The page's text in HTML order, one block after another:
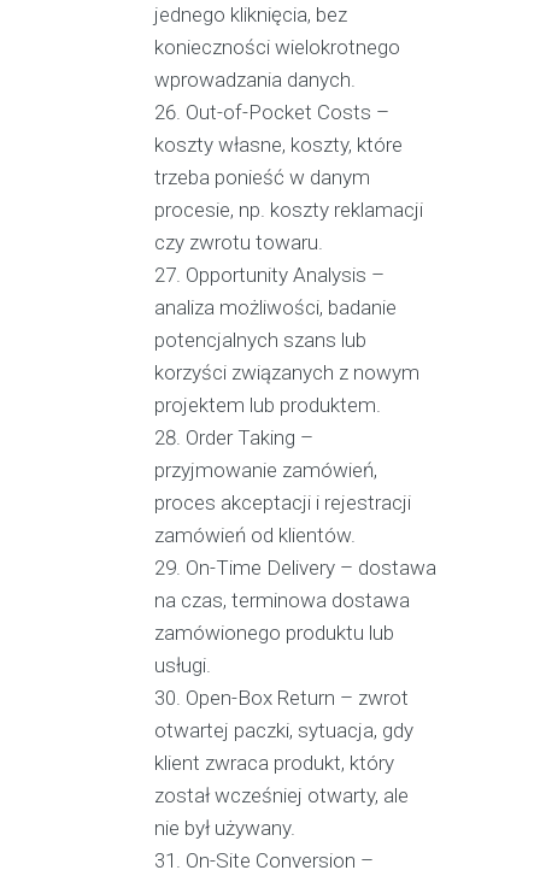
jednego kliknięcia, bez
konieczności wielokrotnego
wprowadzania danych.
Out-of-Pocket Costs –
koszty własne, koszty, które
trzeba ponieść w danym
procesie, np. koszty reklamacji
czy zwrotu towaru.
Opportunity Analysis –
analiza możliwości, badanie
potencjalnych szans lub
korzyści związanych z nowym
projektem lub produktem.
Order Taking –
przyjmowanie zamówień,
proces akceptacji i rejestracji
zamówień od klientów.
On-Time Delivery – dostawa
na czas, terminowa dostawa
zamówionego produktu lub
usługi.
Open-Box Return – zwrot
otwartej paczki, sytuacja, gdy
klient zwraca produkt, który
został wcześniej otwarty, ale
nie był używany.
On-Site Conversion –